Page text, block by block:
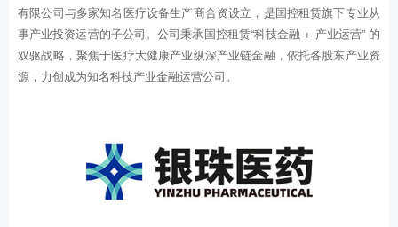
有限公司与多家知名医疗设备生产商合资设立，是国控租赁旗下专业从
事产业投资运营的子公司。公司秉承国控租赁“科技金融 + 产业运营” 的
双驱战略，聚焦于医疗大健康产业纵深产业链金融，依托各股东产业资
源，力创成为知名科技产业金融运营公司。